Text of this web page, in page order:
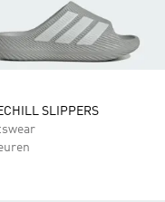
SLIPPERS